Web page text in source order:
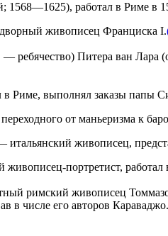
работал в Риме в
живописец Франциска I.
ребячество) Питера ван
Риме, выполнял заказы папы
от маньеризма к
живописец,
портретист,
римский живописец
в числе его авторов